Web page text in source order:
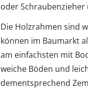
oder Schraubenzieher
Die Holzrahmen sind
können im Baumarkt
am einfachsten mit
weiche Böden und
dementsprechend